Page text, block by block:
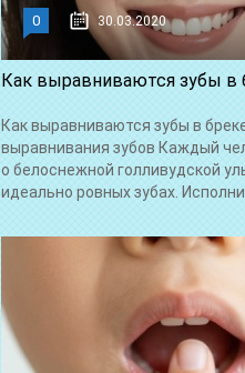
0 30.03.2020
Как выравниваются зубы в
Как выравниваются зубы в
выравнивания зубов Каждый
о белоснежной голливудской
идеально ровных зубах.